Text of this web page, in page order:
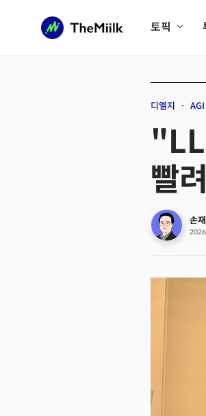
토픽
AX비즈니스혁명
전체 기사 보기
디엘지 AGI
빨
손